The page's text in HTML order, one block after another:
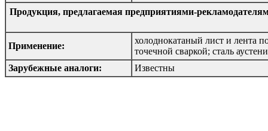
Продукция, предлагаемая предприятиями-
Применение:
холоднокатаный лист и лента
точечной сваркой; сталь
Зарубежные аналоги:
Известны